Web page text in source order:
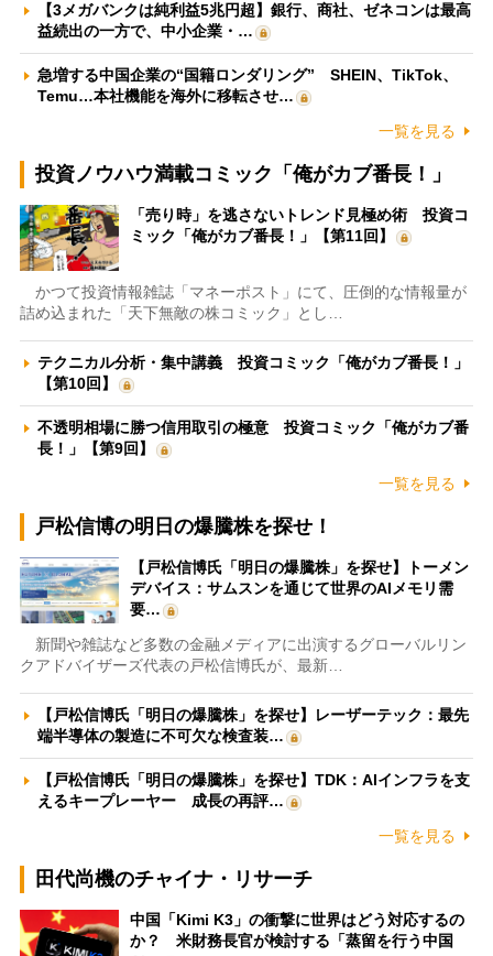
【3メガバンクは純利益5兆円超】銀行、商社、ゼネコンは最高
益続出の一方で、中小企業・…
急増する中国企業の“国籍ロンダリング” SHEIN、TikTok、
Temu…本社機能を海外に移転させ…
一覧を見る
投資ノウハウ満載コミック「俺がカブ番長！」
「売り時」を逃さないトレンド見極め術 投資コ
ミック「俺がカブ番長！」【第11回】
かつて投資情報雑誌「マネーポスト」にて、圧倒的な情報量が
詰め込まれた「天下無敵の株コミック」とし…
テクニカル分析・集中講義 投資コミック「俺がカブ番長！」
【第10回】
不透明相場に勝つ信用取引の極意 投資コミック「俺がカブ番
長！」【第9回】
一覧を見る
戸松信博の明日の爆騰株を探せ！
【戸松信博氏「明日の爆騰株」を探せ】トーメン
デバイス：サムスンを通じて世界のAIメモリ需
要…
新聞や雑誌など多数の金融メディアに出演するグローバルリン
クアドバイザーズ代表の戸松信博氏が、最新…
【戸松信博氏「明日の爆騰株」を探せ】レーザーテック：最先
端半導体の製造に不可欠な検査装…
【戸松信博氏「明日の爆騰株」を探せ】TDK：AIインフラを支
えるキープレーヤー 成長の再評…
一覧を見る
田代尚機のチャイナ・リサーチ
中国「Kimi K3」の衝撃に世界はどう対応するの
か？ 米財務長官が検討する「蒸留を行う中国